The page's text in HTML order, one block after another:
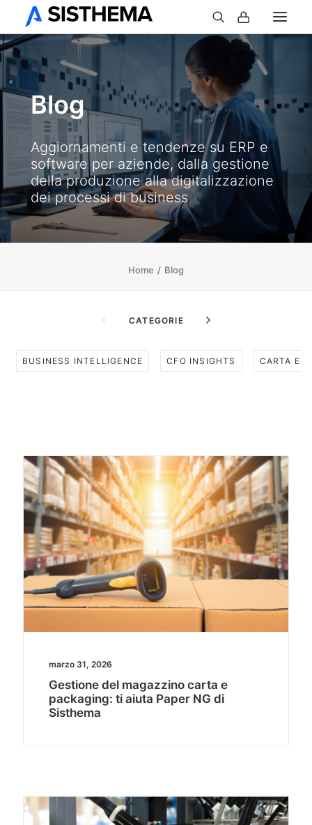
Blog
Aggiornamenti e tendenze su ERP e
software per aziende, dalla gestione
della produzione alla digitalizzazione
dei processi di business
Home Blog
CATEGORIE
BUSINESS INTELLIGENCE CFO INSIGHTS CARTA E
marzo 31, 2026
Gestione del magazzino carta e
packaging: ti aiuta Paper NG di
Sisthema